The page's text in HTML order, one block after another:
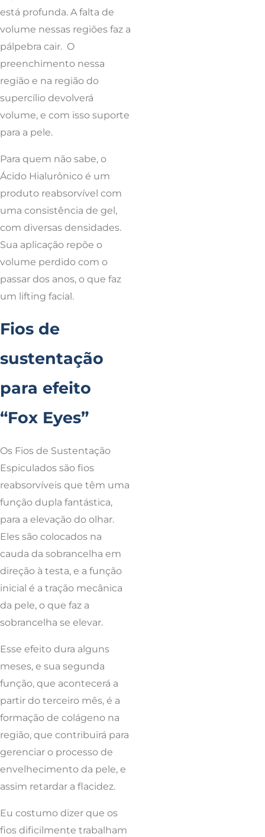
está profunda. A falta de
volume nessas regiões faz a
pálpebra cair. O
preenchimento nessa
região e na região do
supercílio devolverá
volume, e com isso suporte
para a pele.
Para quem não sabe, o
Ácido Hialurônico é um
produto reabsorvível com
uma consistência de gel,
com diversas densidades.
Sua aplicação repõe o
volume perdido com o
passar dos anos, o que faz
um lifting facial.
Fios de
sustentação
para efeito
“Fox Eyes”
Os Fios de Sustentação
Espiculados são fios
reabsorvíveis que têm uma
função dupla fantástica,
para a elevação do olhar.
Eles são colocados na
cauda da sobrancelha em
direção à testa, e a função
inicial é a tração mecânica
da pele, o que faz a
sobrancelha se elevar.
Esse efeito dura alguns
meses, e sua segunda
função, que acontecerá a
partir do terceiro mês, é a
formação de colágeno na
região, que contribuirá para
gerenciar o processo de
envelhecimento da pele, e
assim retardar a flacidez.
Eu costumo dizer que os
fios dificilmente trabalham